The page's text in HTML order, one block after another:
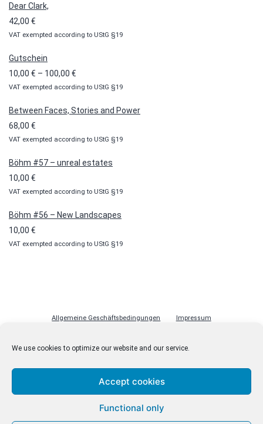
We use cookies to optimize our website and our service.
Accept cookies
Functional only
Dear Clark,
42,00 €
VAT exempted according to UStG §19
Gutschein
10,00 € – 100,00 €
10,00 €
VAT exempted according to UStG §19
Between Faces, Stories and Power
68,00 €
VAT exempted according to UStG §19
Böhm #57 – unreal estates
10,00 €
VAT exempted according to UStG §19
Böhm #56 – New Landscapes
10,00 €
VAT exempted according to UStG §19
Allgemeine Geschäftsbedingungen Impressum